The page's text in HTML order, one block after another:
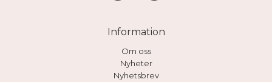
Information
Om oss
Nyheter
Nyhetsbrev